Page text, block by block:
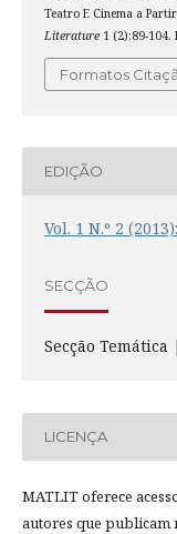
Teatro E Cinema a
Literature1 (2):89-104.
Formatos
EDIÇÃO
Vol. 1 N.º 2
SECÇÃO
Secção
LICENÇA
MATLIT oferece
autores que publicam